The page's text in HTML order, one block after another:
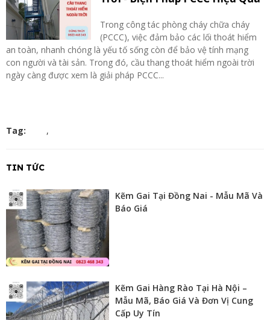
Trong công tác phòng cháy chữa cháy
(PCCC), việc đảm bảo các lối thoát hiểm
an toàn, nhanh chóng là yếu tố sống còn để bảo vệ tính mạng
con người và tài sản. Trong đó, cầu thang thoát hiểm ngoài trời
ngày càng được xem là giải pháp PCCC...
Tag: ,
TIN TỨC
Kẽm Gai Tại Đồng Nai - Mẫu Mã Và
Báo Giá
Kẽm Gai Hàng Rào Tại Hà Nội –
Mẫu Mã, Báo Giá Và Đơn Vị Cung
Cấp Uy Tín